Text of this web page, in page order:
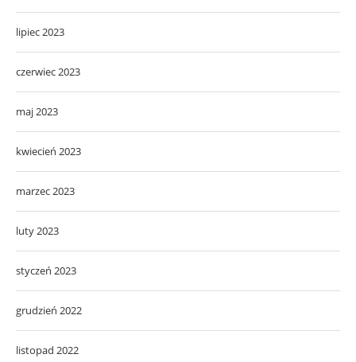
lipiec 2023
czerwiec 2023
maj 2023
kwiecień 2023
marzec 2023
luty 2023
styczeń 2023
grudzień 2022
listopad 2022